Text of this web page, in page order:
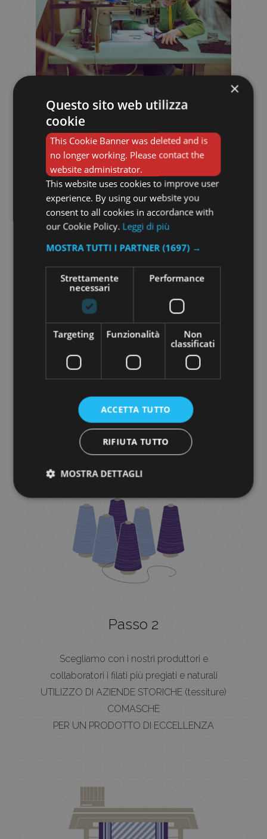
Capire il nostro
ciclo passo passo …
Passo 1
Realizziamo la nostra collezione
Disegni digitali
Creatività
Colori e stampe a seconda della moda
FREY PRENDE FORMA
Passo 2
Scegliamo con i nostri produttori e
collaboratori i filati più pregiati e naturali
UTILIZZO DI AZIENDE STORICHE (tessiture)
COMASCHE
PER UN PRODOTTO DI ECCELLENZA
×
Questo sito web utilizza
cookie
This Cookie Banner was deleted and is
no longer working. Please contact the
website administrator.
This website uses cookies to improve user
experience. By using our website you
consent to all cookies in accordance with
our Cookie Policy. Leggi di più
MOSTRA TUTTI I PARTNER (1697) →
Strettamente
necessari
Performance
Targeting Funzionalità
Non
classificati
ACCETTA TUTTO
RIFIUTA TUTTO
MOSTRA DETTAGLI